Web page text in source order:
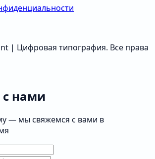
| Цифровая типография. Все права
с нами
— мы свяжемся с вами в